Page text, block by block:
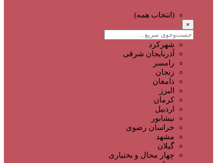
(انتخاب همه)
×
شهرکرد
آذربایجان شرقی
رامسر
زنجان
دامغان
البرز
کرمان
اردبیل
نیشابور
خراسان رضوی
مشهد
گیلان
چهار محال و بختیاری